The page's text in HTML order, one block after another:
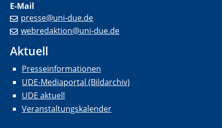
E-Mail
presse@uni-due.de
webredaktion@uni-due.de
Aktuell
Presseinformationen
UDE-Mediaportal (Bildarchiv)
UDE aktuell
Veranstaltungskalender